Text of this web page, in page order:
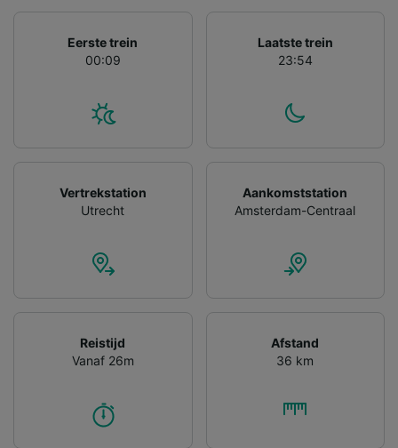
Eerste trein
00:09
Laatste trein
23:54
Vertrekstation
Utrecht
Aankomststation
Amsterdam-Centraal
Reistijd
Vanaf 26m
Afstand
36 km